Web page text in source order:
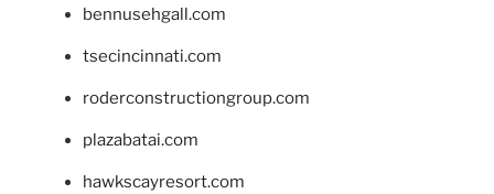
bennusehgall.com
tsecincinnati.com
roderconstructiongroup.com
plazabatai.com
hawkscayresort.com